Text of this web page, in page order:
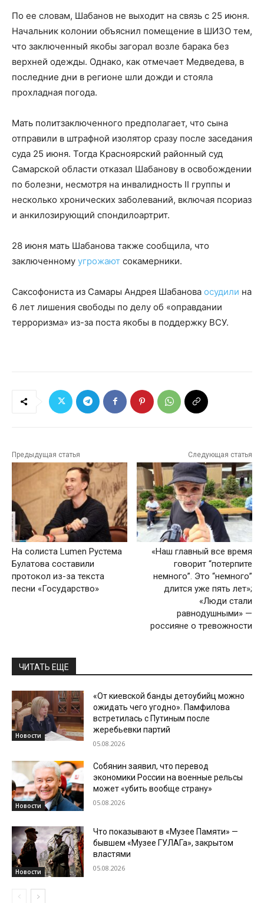
По ее словам, Шабанов не выходит на связь с 25 июня.
Начальник колонии объяснил помещение в ШИЗО тем,
что заключенный якобы загорал возле барака без
верхней одежды. Однако, как отмечает Медведева, в
последние дни в регионе шли дожди и стояла
прохладная погода.
Мать политзаключенного предполагает, что сына
отправили в штрафной изолятор сразу после заседания
суда 25 июня. Тогда Красноярский районный суд
Самарской области отказал Шабанову в освобождении
по болезни, несмотря на инвалидность II группы и
несколько хронических заболеваний, включая псориаз
и анкилозирующий спондилоартрит.
28 июня мать Шабанова также сообщила, что
заключенному угрожают сокамерники.
Саксофониста из Самары Андрея Шабанова осудили на
6 лет лишения свободы по делу об «оправдании
терроризма» из-за поста якобы в поддержку ВСУ.
Предыдущая статья
На солиста Lumen Рустема
Булатова составили
протокол из-за текста
песни «Государство»
Следующая статья
«Наш главный все время
говорит “потерпите
немного”. Это “немного”
длится уже пять лет»;
«Люди стали
равнодушными» —
россияне о тревожности
ЧИТАТЬ ЕЩЕ
Новости
«От киевской банды детоубийц можно
ожидать чего угодно». Памфилова
встретилась с Путиным после
жеребьевки партий
05.08.2026
Новости
Собянин заявил, что перевод
экономики России на военные рельсы
может «убить вообще страну»
05.08.2026
Новости
Что показывают в «Музее Памяти» —
бывшем «Музее ГУЛАГа», закрытом
властями
05.08.2026